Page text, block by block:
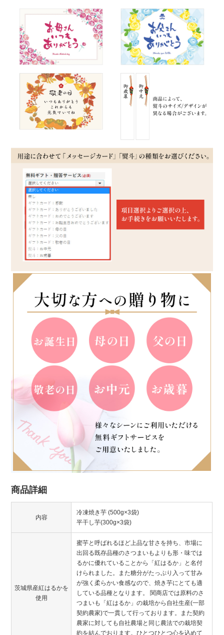
商品詳細
内容
冷凍焼き芋 (500g×3袋)
平干し芋(300g×3袋)
茨城県産紅はるかを
使用
蜜芋と呼ばれるほど上品な甘さを持ち、市場に
出回る既存品種のさつまいもよりも形・味では
るかに優れていることから「紅はるか」と名付
けられました。また糖分がたっぷり入って甘み
が強く柔らかい食感なので、焼き芋にとても適
している品種となります。 関商店では原料のさ
つまいも「紅はるか」の栽培から自社生産(一部
契約農家)で一貫して行っております。また契約
農家に対しても自社農場と同じ農法での栽培契
約を結んでおります。ひとつひとつ心を込めて